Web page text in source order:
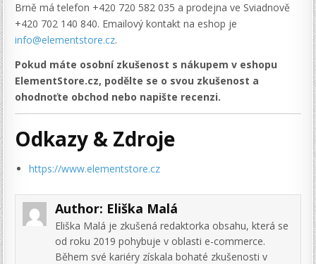
Brně má telefon +420 720 582 035 a prodejna ve Sviadnově
+420 702 140 840. Emailový kontakt na eshop je
info@elementstore.cz.
Pokud máte osobní zkušenost s nákupem v eshopu
ElementStore.cz, podělte se o svou zkušenost a
ohodnoťte obchod nebo napište recenzi.
Odkazy & Zdroje
https://www.elementstore.cz
Author: Eliška Malá
Eliška Malá je zkušená redaktorka obsahu, která se
od roku 2019 pohybuje v oblasti e-commerce.
Během své kariéry získala bohaté zkušenosti v